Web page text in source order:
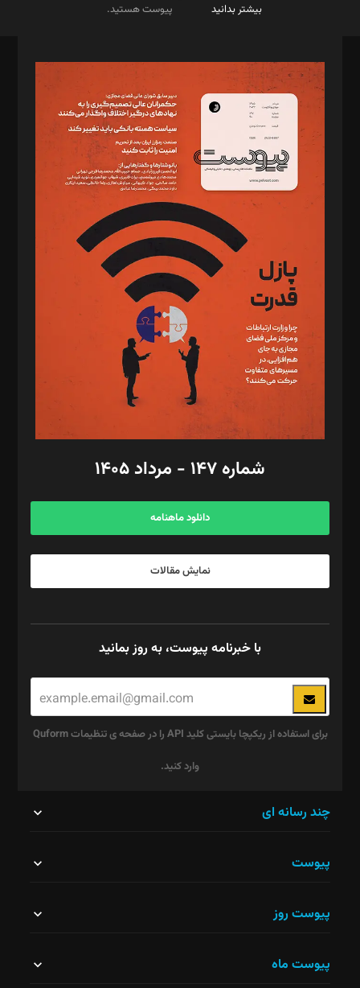
بیشتر بدانید
پیوست هستید.
مدیر مسئول: محمدباقر اثنی‌عشری
سردبیر: مهرک محمودی
دبیر تحریریه: میثم قاسمی
د‌بیر ناداستان: سمانه سمیع
د‌بیر خدمت و تجارت: ابوالفضل رجبی
د‌بیر حقوق فناوری: حسام‌الدین ایپکچی
د‌بیر پیوست جهان: مینا پاکدل
د‌بیر تحریریه آنلاین: بابک نقاش
تحریریه‌: مجتبی محمود‌ی، آرش برهمند، یسنا امان‌پور، سروش کرمیان،
مصطفی مسجدی آرانی، ابوالفضل رجبی، زهرا فکرانه، فائزه فتحی
رستمی،مصطفی باستان
ویرایش: نگار استاد‌‌آقا
طراح یونیفرم: مجید توکلی
فیلمبرداری و عکاسی: امیر شفیعی، مانی لطفی زاده
گرافیک و صفحه‌آرایی: سید‌سبحان‌علی ثابت
مد‌یر توسعه تجاری: کامبیز برید‌
امور مالی: شاپور رهبری، محمد‌ کاظمی‌نیا
آگهی و مشترکین: ۰۹۱۹۹۹۹۰۴۵۴
شماره ۱۴۷ - مرداد ۱۴۰۵
دانلود ماهنامه
نمایش مقالات
با خبرنامه پیوست، به روز بمانید
برای استفاده از ریکپچا بایستی کلید API را در صفحه ی تنظیمات Quform
وارد کنید.
نباید
شود.
چند رسانه ای
پیوست
پیوست روز
پیوست ماه